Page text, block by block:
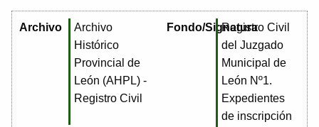
Archivo
Archivo
Histórico
Provincial de
León (AHPL) -
Registro Civil
Fondo/Signatura
Registro Civil
del Juzgado
Municipal de
León Nº1.
Expedientes
de inscripción